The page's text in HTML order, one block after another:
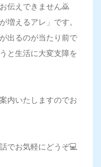
伝えできません🙇
増えるアレ」です。
出るのが当たり前で
と生活に大変支障を
内いたしますのでお
でお気軽にどうぞ💻